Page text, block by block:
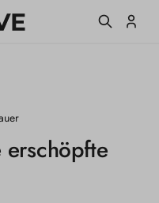
S
T
a
z